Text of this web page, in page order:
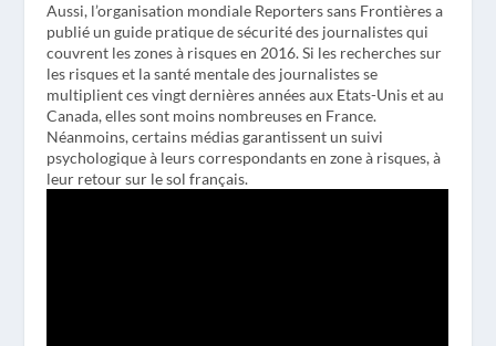
Aussi, l’organisation mondiale Reporters sans Frontières a
publié un guide pratique de sécurité des journalistes qui
couvrent les zones à risques en 2016. Si les recherches sur
les risques et la santé mentale des journalistes se
multiplient ces vingt dernières années aux Etats-Unis et au
Canada, elles sont moins nombreuses en France.
Néanmoins, certains médias garantissent un suivi
psychologique à leurs correspondants en zone à risques, à
leur retour sur le sol français.